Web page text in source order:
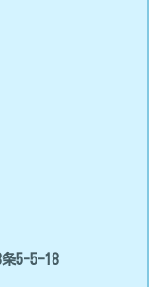
5-5-18